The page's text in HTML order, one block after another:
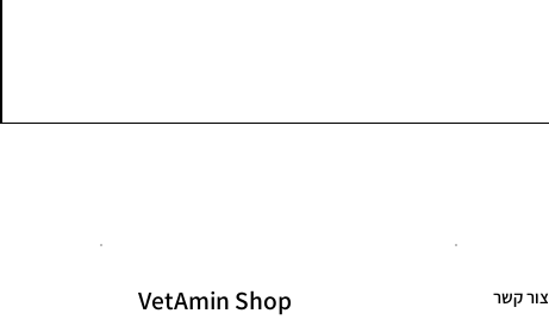
VetAmin Shop
צור קשר